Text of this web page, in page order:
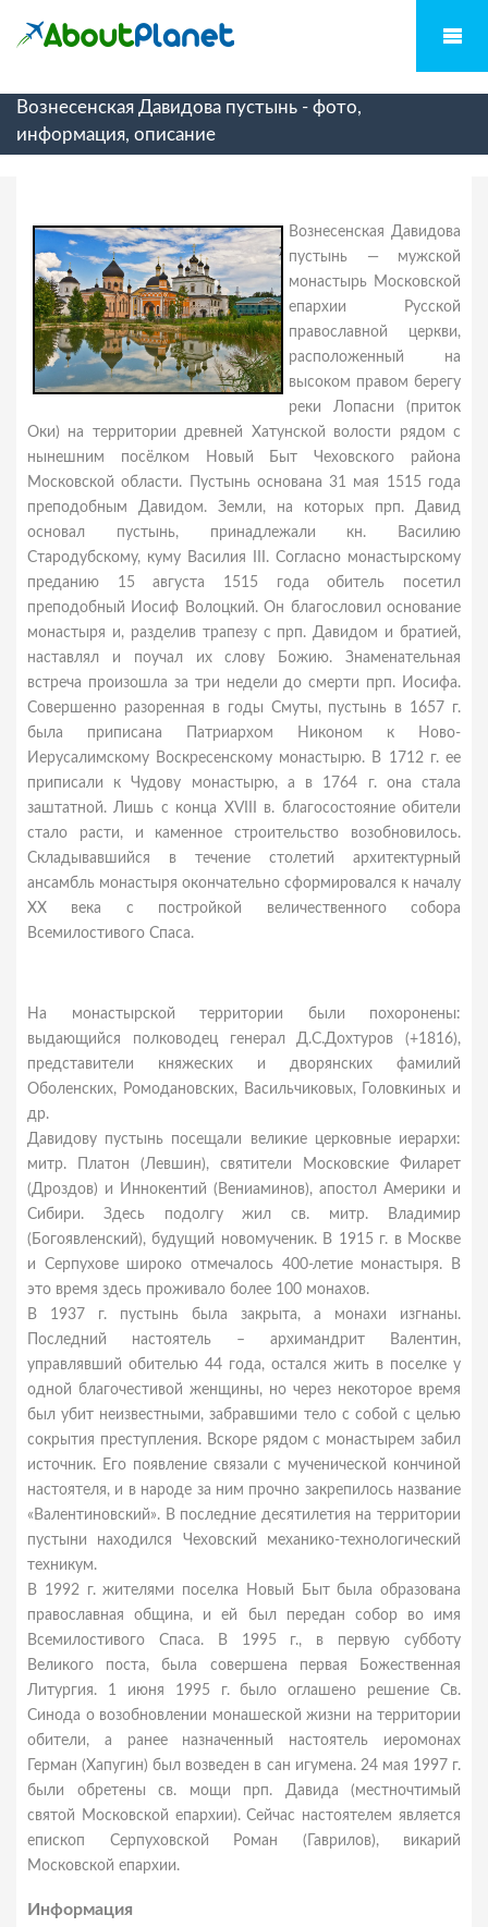
Вознесенская Давидова пустынь - фото,
информация, описание
Вознесенская Давидова
пустынь — мужской
монастырь Московской
епархии Русской
православной церкви,
расположенный на
высоком правом берегу
реки Лопасни (приток
Оки) на территории древней Хатунской волости рядом с
нынешним посёлком Новый Быт Чеховского района
Московской области. Пустынь основана 31 мая 1515 года
преподобным Давидом. Земли, на которых прп. Давид
основал пустынь, принадлежали кн. Василию
Стародубскому, куму Василия III. Согласно монастырскому
преданию 15 августа 1515 года обитель посетил
преподобный Иосиф Волоцкий. Он благословил основание
монастыря и, разделив трапезу с прп. Давидом и братией,
наставлял и поучал их слову Божию. Знаменательная
встреча произошла за три недели до смерти прп. Иосифа.
Совершенно разоренная в годы Смуты, пустынь в 1657 г.
была приписана Патриархом Никоном к Ново-
Иерусалимскому Воскресенскому монастырю. В 1712 г. ее
приписали к Чудову монастырю, а в 1764 г. она стала
заштатной. Лишь с конца XVIII в. благосостояние обители
стало расти, и каменное строительство возобновилось.
Складывавшийся в течение столетий архитектурный
ансамбль монастыря окончательно сформировался к началу
XX века с постройкой величественного собора
Всемилостивого Спаса.
На монастырской территории были похоронены:
выдающийся полководец генерал Д.С.Дохтуров (+1816),
представители княжеских и дворянских фамилий
Оболенских, Ромодановских, Васильчиковых, Головкиных и
др.
Давидову пустынь посещали великие церковные иерархи:
митр. Платон (Левшин), святители Московские Филарет
(Дроздов) и Иннокентий (Вениаминов), апостол Америки и
Сибири. Здесь подолгу жил св. митр. Владимир
(Богоявленский), будущий новомученик. В 1915 г. в Москве
и Серпухове широко отмечалось 400-летие монастыря. В
это время здесь проживало более 100 монахов.
В 1937 г. пустынь была закрыта, а монахи изгнаны.
Последний настоятель – архимандрит Валентин,
управлявший обителью 44 года, остался жить в поселке у
одной благочестивой женщины, но через некоторое время
был убит неизвестными, забравшими тело с собой с целью
сокрытия преступления. Вскоре рядом с монастырем забил
источник. Его появление связали с мученической кончиной
настоятеля, и в народе за ним прочно закрепилось название
«Валентиновский». В последние десятилетия на территории
пустыни находился Чеховский механико-технологический
техникум.
В 1992 г. жителями поселка Новый Быт была образована
православная община, и ей был передан собор во имя
Всемилостивого Спаса. В 1995 г., в первую субботу
Великого поста, была совершена первая Божественная
Литургия. 1 июня 1995 г. было оглашено решение Св.
Синода о возобновлении монашеской жизни на территории
обители, а ранее назначенный настоятель иеромонах
Герман (Хапугин) был возведен в сан игумена. 24 мая 1997 г.
были обретены св. мощи прп. Давида (местночтимый
святой Московской епархии). Сейчас настоятелем является
епископ Серпуховской Роман (Гаврилов), викарий
Московской епархии.
Информация